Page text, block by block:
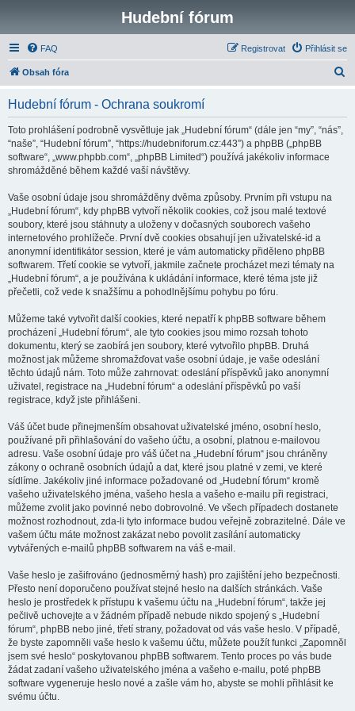
Hudební fórum
FAQ Přihlásit se
Registrovat
Obsah fóra
Hudební fórum - Ochrana soukromí
Toto prohlášení podrobně vysvětluje jak „Hudební fórum“ (dále jen “my”, “nás”,
“naše”, “Hudební fórum”, “https://hudebniforum.cz:443”) a phpBB („phpBB
software“, „www.phpbb.com“, „phpBB Limited“) používá jakékoliv informace
shromážděné během každé vaší návštěvy.
Vaše osobní údaje jsou shromážděny dvěma způsoby. Prvním při vstupu na
„Hudební fórum“, kdy phpBB vytvoří několik cookies, což jsou malé textové
soubory, které jsou stáhnuty a uloženy v dočasných souborech vašeho
internetového prohlížeče. První dvě cookies obsahují jen uživatelské-id a
anonymní identifikátor session, které je vám automaticky přiděleno phpBB
softwarem. Třetí cookie se vytvoří, jakmile začnete procházet mezi tématy na
„Hudební fórum“, a je používána k ukládání informace, které téma jste již
přečetli, což vede k snažšímu a pohodlnějšímu pohybu po fóru.
Můžeme také vytvořit další cookies, které nepatří k phpBB software během
procházení „Hudební fórum“, ale tyto cookies jsou mimo rozsah tohoto
dokumentu, který se zaobírá jen soubory, které vytvořilo phpBB. Druhá
možnost jak můžeme shromažďovat vaše osobní údaje, je vaše odeslání
těchto údajů nám. Toto může zahrnovat: odeslání příspěvků jako anonymní
uživatel, registrace na „Hudební fórum“ a odeslání příspěvků po vaší
registrace, když jste přihlášeni.
Váš účet bude přinejmenším obsahovat uživatelské jméno, osobní heslo,
používané při přihlašování do vašeho účtu, a osobní, platnou e-mailovou
adresu. Vaše osobní údaje pro váš účet na „Hudební fórum“ jsou chráněny
zákony o ochraně osobních údajů a dat, které jsou platné v zemi, ve které
sídlíme. Jakékoliv jiné informace požadované od „Hudební fórum“ kromě
vašeho uživatelského jména, vašeho hesla a vašeho e-mailu při registraci,
můžeme zvolit jako povinné nebo dobrovolné. Ve všech případech dostanete
možnost rozhodnout, zda-li tyto informace budou veřejně zobrazitelné. Dále ve
vašem účtu máte možnost zakázat nebo povolit zasílání automaticky
vytvářených e-mailů phpBB softwarem na váš e-mail.
Vaše heslo je zašifrováno (jednosměrný hash) pro zajištění jeho bezpečnosti.
Přesto není doporučeno používat stejné heslo na dalších stránkách. Vaše
heslo je prostředek k přístupu k vašemu účtu na „Hudební fórum“, takže jej
pečlivě uchovejte a v žádném případě nebude nikdo spojený s „Hudební
fórum“, phpBB nebo jiné, třetí strany, požadovat od vás vaše heslo. V případě,
že byste zapomněli vaše heslo k vašemu účtu, můžete použít funkci „Zapomněl
jsem své heslo“ poskytovanou phpBB softwarem. Tento proces po vás bude
žádat zadaní vašeho uživatelského jména a vašeho e-mailu, poté phpBB
software vygeneruje heslo nové a zašle vám ho, abyste se mohli přihlásit ke
svému účtu.